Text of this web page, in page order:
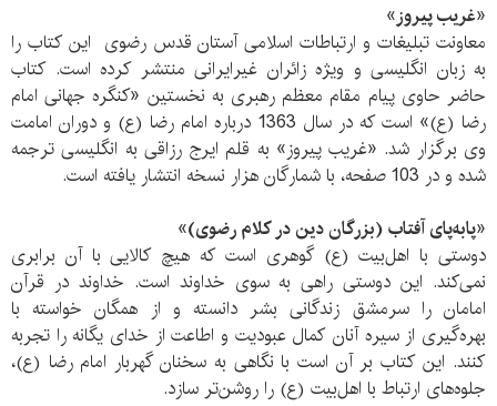
«غریب پیروز»
معاونت تبلیغات و ارتباطات اسلامی آستان قدس رضوی این کتاب را
به زبان انگلیسی و ویژه زائران غیرایرانی منتشر کرده است. کتاب
حاضر حاوی پیام مقام معظم رهبری به نخستین «کنگره جهانی امام
رضا (ع)» است که در سال 1363 درباره امام رضا (ع) و دوران امامت
وی برگزار شد. «غریب پیروز» به قلم ایرج رزاقی به انگلیسی ترجمه
شده و در 103 صفحه، با شمارگان هزار نسخه انتشار یافته است.
«پا‌به‌پای آفتاب (بزرگان دین در کلام رضوی)»
دوستی با اهل‌بیت (ع) گوهری است که هیچ کالایی با آن برابری
نمی‌کند. این دوستی راهی به سوی خداوند است. خداوند در قرآن
امامان را سرمشق زندگانی بشر دانسته و از همگان خواسته با
بهره‌گیری از سيره آنان كمال عبوديت و اطاعت از خدای يگانه را تجربه
كنند. اين كتاب بر آن است با نگاهی به سخنان گهربار امام رضا (ع)،
جلوه‌های ارتباط با اهل‌بيت (ع) را روشن‌تر سازد.